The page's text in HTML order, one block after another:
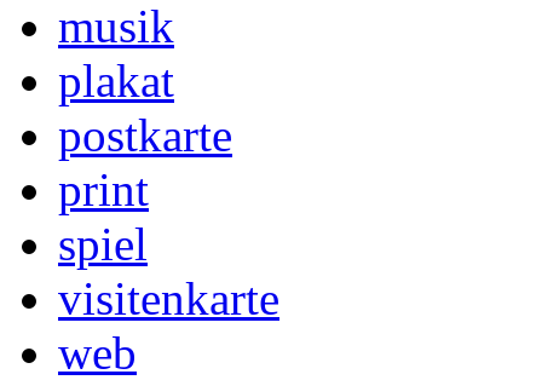
musik
plakat
postkarte
print
spiel
visitenkarte
web